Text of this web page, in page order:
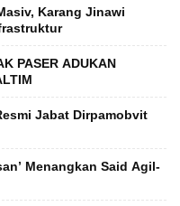
Karang Jinawi
PASER ADUKAN
Jabat Dirpamobvit
Menangkan Said Agil-